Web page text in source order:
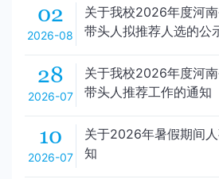
02
2026-08
关于我校2026年度河
带头人拟推荐人选的公
28
2026-07
关于我校2026年度河
带头人推荐工作的通知
10
2026-07
关于2026年暑假期间
知